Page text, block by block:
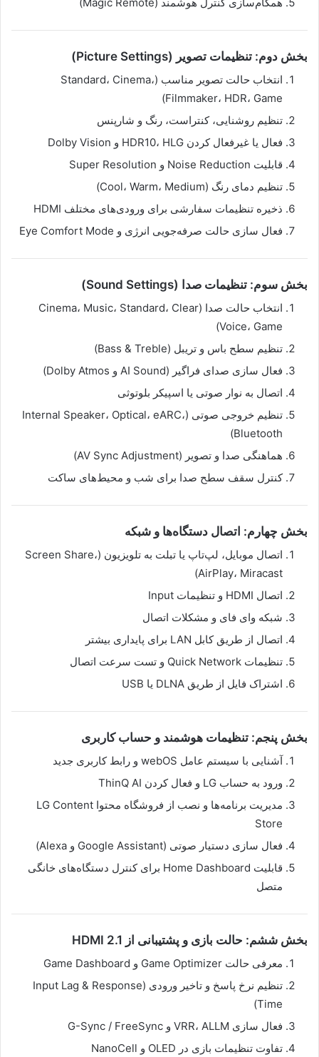
بخش دوم: تنظیمات تصویر (Picture Settings)
انتخاب حالت تصویر مناسب (Standard، Cinema،
Filmmaker، HDR، Game)
تنظیم روشنایی، کنتراست، رنگ و شارپنس
فعال یا غیرفعال کردن HDR10، HLG و Dolby Vision
قابلیت Noise Reduction و Super Resolution
تنظیم دمای رنگ (Cool، Warm، Medium)
ذخیره تنظیمات سفارشی برای ورودی‌های مختلف HDMI
فعال سازی حالت صرفه‌جویی انرژی و Eye Comfort Mode
بخش سوم: تنظیمات صدا (Sound Settings)
انتخاب حالت صدا (Cinema، Music، Standard، Clear
Voice، Game)
تنظیم سطح باس و تریبل (Bass & Treble)
فعال سازی صدای فراگیر (AI Sound و Dolby Atmos)
اتصال به نوار صوتی یا اسپیکر بلوتوثی
تنظیم خروجی صوتی (Internal Speaker، Optical، eARC،
Bluetooth)
هماهنگی صدا و تصویر (AV Sync Adjustment)
کنترل سقف سطح صدا برای شب و محیط‌های ساکت
بخش چهارم: اتصال دستگاه‌ها و شبکه
اتصال موبایل، لپ‌تاپ یا تبلت به تلویزیون (Screen Share،
AirPlay، Miracast)
اتصال HDMI و تنظیمات Input
شبکه وای فای و مشکلات اتصال
اتصال از طریق کابل LAN برای پایداری بیشتر
تنظیمات Quick Network و تست سرعت اتصال
اشتراک فایل از طریق DLNA یا USB
بخش پنجم: تنظیمات هوشمند و حساب کاربری
آشنایی با سیستم عامل webOS و رابط کاربری جدید
ورود به حساب LG و فعال کردن ThinQ AI
مدیریت برنامه‌ها و نصب از فروشگاه محتوا LG Content
Store
فعال سازی دستیار صوتی (Google Assistant و Alexa)
قابلیت Home Dashboard برای کنترل دستگاه‌های خانگی
متصل
بخش ششم: حالت بازی و پشتیبانی از HDMI 2.1
معرفی حالت Game Optimizer و Game Dashboard
تنظیم نرخ پاسخ و تاخیر ورودی (Input Lag & Response
Time)
فعال سازی VRR، ALLM و G-Sync / FreeSync
تفاوت تنظیمات بازی در OLED و NanoCell